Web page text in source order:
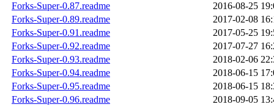
Forks-Super-0.87.readme
2016-08-25
Forks-Super-0.89.readme
2017-02-08
Forks-Super-0.91.readme
2017-05-25
Forks-Super-0.92.readme
2017-07-27
Forks-Super-0.93.readme
2018-02-06
Forks-Super-0.94.readme
2018-06-15
Forks-Super-0.95.readme
2018-06-15
Forks-Super-0.96.readme
2018-09-05